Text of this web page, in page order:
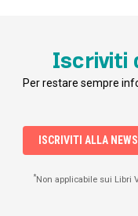
Iscriviti
Per restare sempre
ISCRIVITI ALLA
*Non applicabile sui Libri